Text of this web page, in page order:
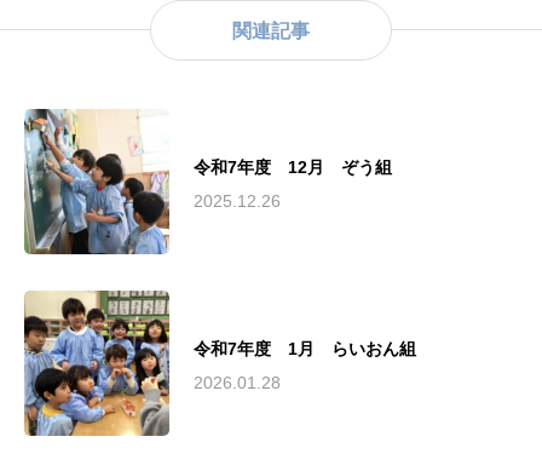
関連記事
令和7年度 12月 ぞう組
2025.12.26
令和7年度 1月 らいおん組
2026.01.28